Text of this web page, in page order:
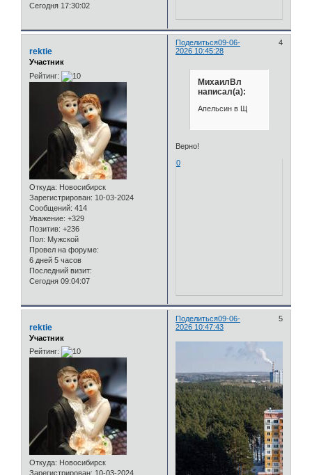
Сегодня 17:30:02
Поделиться 4
09-06-
2026 10:45:28
rektie
Участник
Рейтинг:
Откуда: Новосибирск
Зарегистрирован: 10-03-2024
Сообщений: 414
Уважение: +329
Позитив: +236
Пол: Мужской
Провел на форуме:
6 дней 5 часов
Последний визит:
Сегодня 09:04:07
МихаилВл
написал(а):
Апельсин в Щ
Верно!
0
Поделиться 5
09-06-
2026 10:47:43
rektie
Участник
Рейтинг:
Откуда: Новосибирск
Зарегистрирован: 10-03-2024